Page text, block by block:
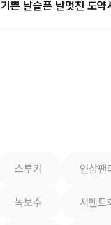
기쁜 날슬픈 날멋진 도약
스투키 인삼팬
녹보수 시멘트